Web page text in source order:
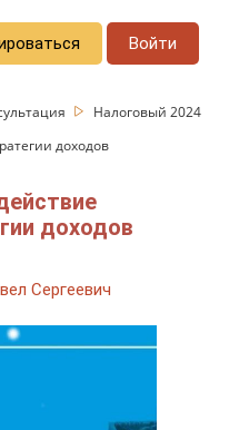
Войти
Налоговый 2024
доходов
доходов
Сергеевич